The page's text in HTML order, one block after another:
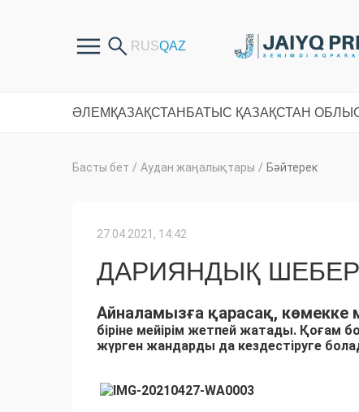
ӘЛЕМ ҚАЗАҚСТАН БАТЫС ҚАЗАҚСТАН
Басты бет / Аудан жаңалықтары / Бәйтерек
27.04.2021, 14:42
ДАРИЯНДЫҚ ШЕБЕР
Айналамызға қарасақ, көмекке
біріне мейірім жетпей жатады. Қоғам
жүрген жандарды да кездестіруге